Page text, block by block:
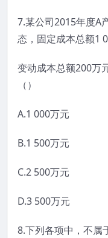
7.某公司2015年度A
态，固定成本总额1
变动成本总额200万
（）
A.1 000万元
B.1 500万元
C.2 500万元
D.3 500万元
8.下列各项中，不属